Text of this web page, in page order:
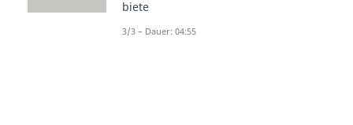
biete
3/3 – Dauer: 04:55